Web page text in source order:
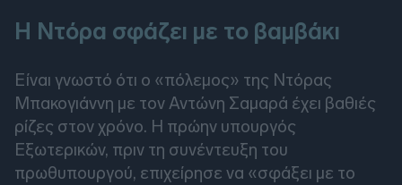
Η Ντόρα σφάζει με το βαμβάκι
Είναι γνωστό ότι ο «πόλεμος» της Ντόρας
Μπακογιάννη με τον Αντώνη Σαμαρά έχει βαθιές
ρίζες στον χρόνο. Η πρώην υπουργός
Εξωτερικών, πριν τη συνέντευξη του
πρωθυπουργού, επιχείρησε να «σφάξει με το